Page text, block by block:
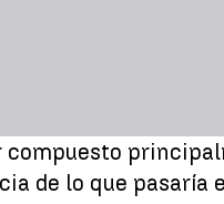
compuesto
de lo que pasaría